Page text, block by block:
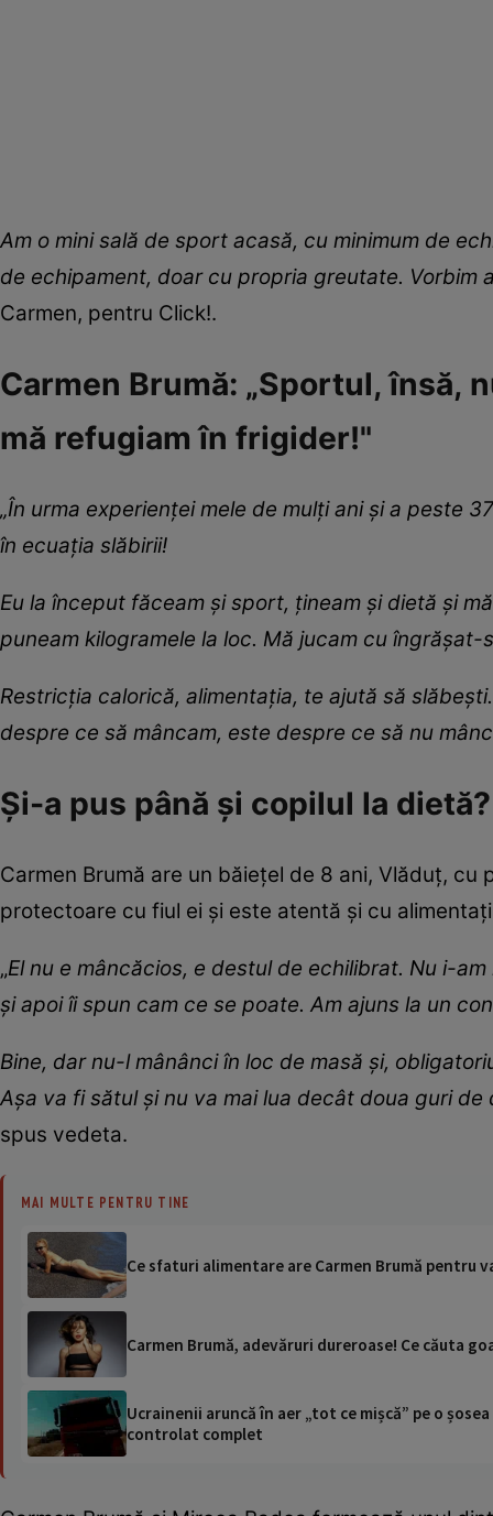
Am o mini sală de sport acasă, cu minimum de
de echipament, doar cu propria greutate. Vorbim
Carmen, pentru Click!.
Carmen Brumă: „Sportul, însă,
mă refugiam în frigider!"
„În urma experienței mele de mulți ani și a peste
în ecuația slăbirii!
Eu la început făceam și sport, țineam și dietă și
puneam kilogramele la loc. Mă jucam cu îngrășat-
Restricția calorică, alimentația, te ajută să slăbeșt
despre ce să mâncam, este despre ce să nu mânc
Și-a pus până și copilul la
Carmen Brumă are un băiețel de 8 ani, Vlăduț,
protectoare cu fiul ei și este atentă și cu
„El nu e mâncăcios, e destul de echilibrat. Nu i-am
și apoi îi spun cam ce se poate. Am ajuns la un
Bine, dar nu-lmânânciîn loc de masă și,
Așa va fi sătul și nu va mailua decât doua guri de
spus vedeta.
MAI MULTE PENTRU TINE
Ce sfaturi alimentare are Carmen Brumă pentru
Carmen Brumă, adevăruri dureroase! Ce căuta
Ucrainenii aruncă în aer „tot ce mișcă” pe o
controlat complet